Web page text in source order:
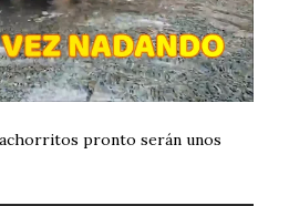
pronto serán unos